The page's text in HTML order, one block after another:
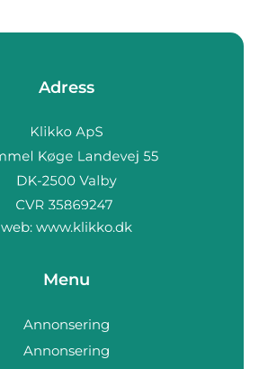
Adress
web: www.klikko.dk
Menu
Annonsering
Annonsering